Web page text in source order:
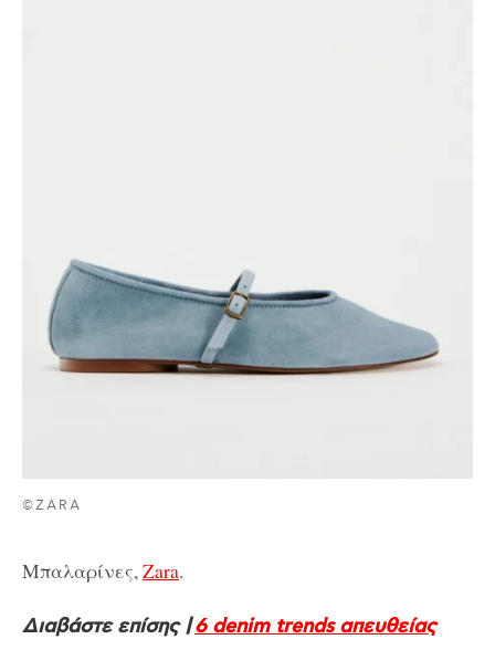
©ZARA
Μπαλαρίνες,Zara.
Διαβάστε επίσης |6 denim trends απευθείας